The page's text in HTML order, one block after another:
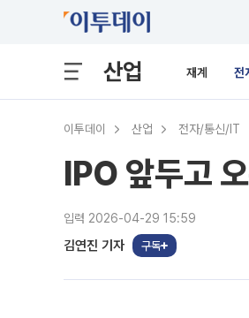
산업 재계 전
이투데이 산업 전자/통신/IT
IPO 앞두고
입력 2026-04-29 15:59
김연진 기자 구독